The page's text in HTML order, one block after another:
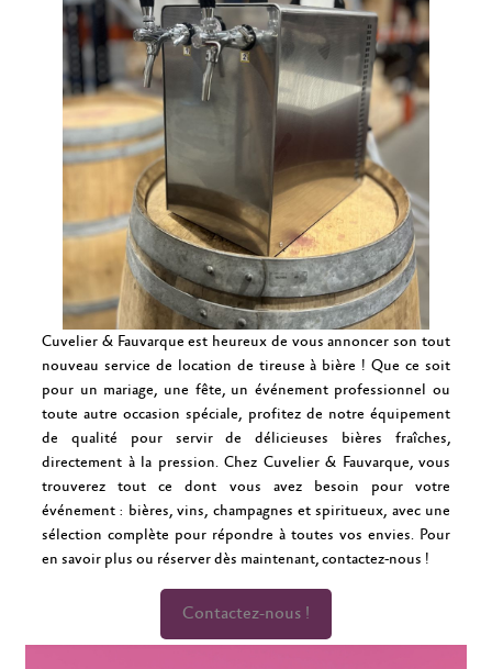
Cuvelier & Fauvarque est heureux de vous annoncer son tout
nouveau service de location de tireuse à bière ! Que ce soit
pour un mariage, une fête, un événement professionnel ou
toute autre occasion spéciale, profitez de notre équipement
de qualité pour servir de délicieuses bières fraîches,
directement à la pression. Chez Cuvelier & Fauvarque, vous
trouverez tout ce dont vous avez besoin pour votre
événement : bières, vins, champagnes et spiritueux, avec une
sélection complète pour répondre à toutes vos envies. Pour
en savoir plus ou réserver dès maintenant, contactez-nous !